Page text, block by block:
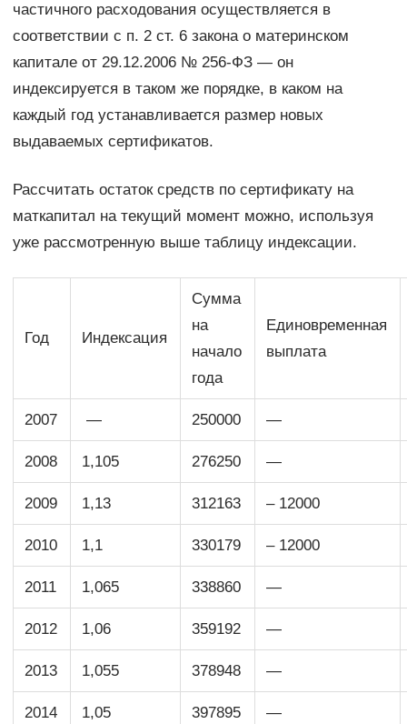
частичного расходования осуществляется в
соответствии с п. 2 ст. 6 закона о материнском
капитале от 29.12.2006 № 256-ФЗ — он
индексируется в таком же порядке, в каком на
каждый год устанавливается размер новых
выдаваемых сертификатов.
Рассчитать остаток средств по сертификату на
маткапитал на текущий момент можно, используя
уже рассмотренную выше таблицу индексации.
Год Индексация
Сумма
на
начало
года
Единовременная
выплата
2007 — 250000 —
2008 1,105 276250 —
2009 1,13 312163 – 12000
2010 1,1 330179 – 12000
2011 1,065 338860 —
2012 1,06 359192 —
2013 1,055 378948 —
2014 1,05 397895 —